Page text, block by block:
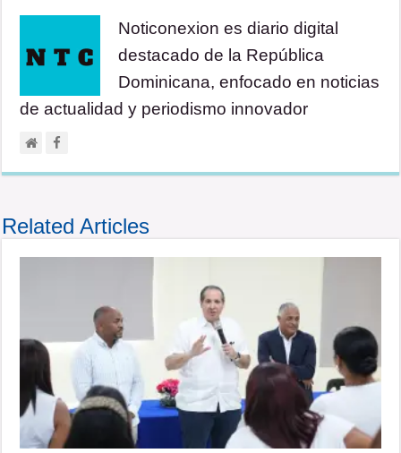
Noticonexion es diario digital
destacado de la República
Dominicana, enfocado en noticias
de actualidad y periodismo innovador
Related Articles